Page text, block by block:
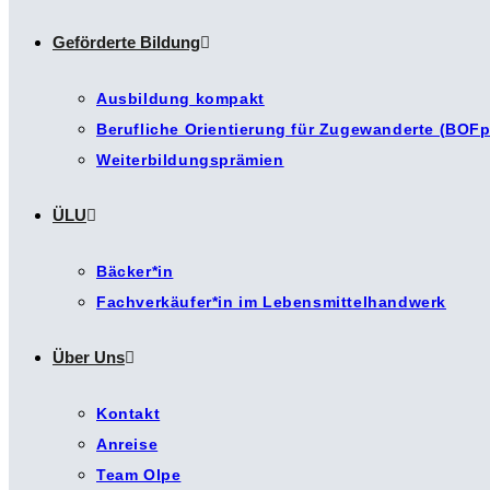
Geförderte Bildung
Ausbildung kompakt
Berufliche Orientierung für Zugewanderte
Weiterbildungsprämien
ÜLU
Bäcker*in
Fachverkäufer*in im Lebensmittelhandwerk
Über Uns
Kontakt
Anreise
Team Olpe